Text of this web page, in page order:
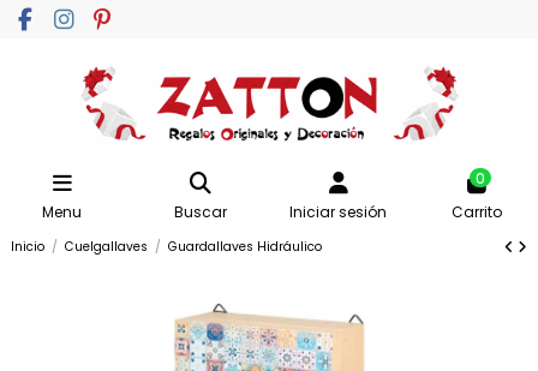
Menu Buscar Iniciar sesión
0
Carrito
Inicio Cuelgallaves Guardallaves Hidráulico